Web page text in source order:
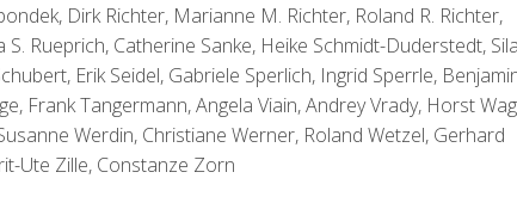
Dirk Richter, Marianne M. Richter, Roland R. Richter,
Rueprich, Catherine Sanke, Heike Schmidt-Duderstedt,
Erik Seidel, Gabriele Sperlich, Ingrid Sperrle,
Frank Tangermann, Angela Viain, Andrey Vrady, Horst
Werdin, Christiane Werner, Roland Wetzel, Gerhard
Ute Zille, Constanze Zorn